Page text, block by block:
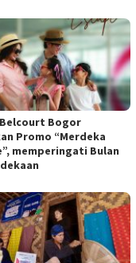
Bogor
Promo “Merdeka
memperingati Bulan